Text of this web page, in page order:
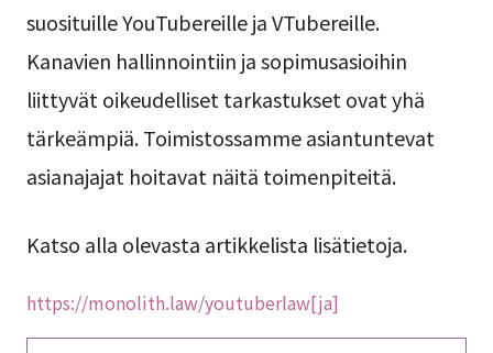
suosituille YouTubereille ja VTubereille.
Kanavien hallinnointiin ja sopimusasioihin
liittyvät oikeudelliset tarkastukset ovat yhä
tärkeämpiä. Toimistossamme asiantuntevat
asianajajat hoitavat näitä toimenpiteitä.
Katso alla olevasta artikkelista lisätietoja.
https://monolith.law/youtuberlaw[ja]